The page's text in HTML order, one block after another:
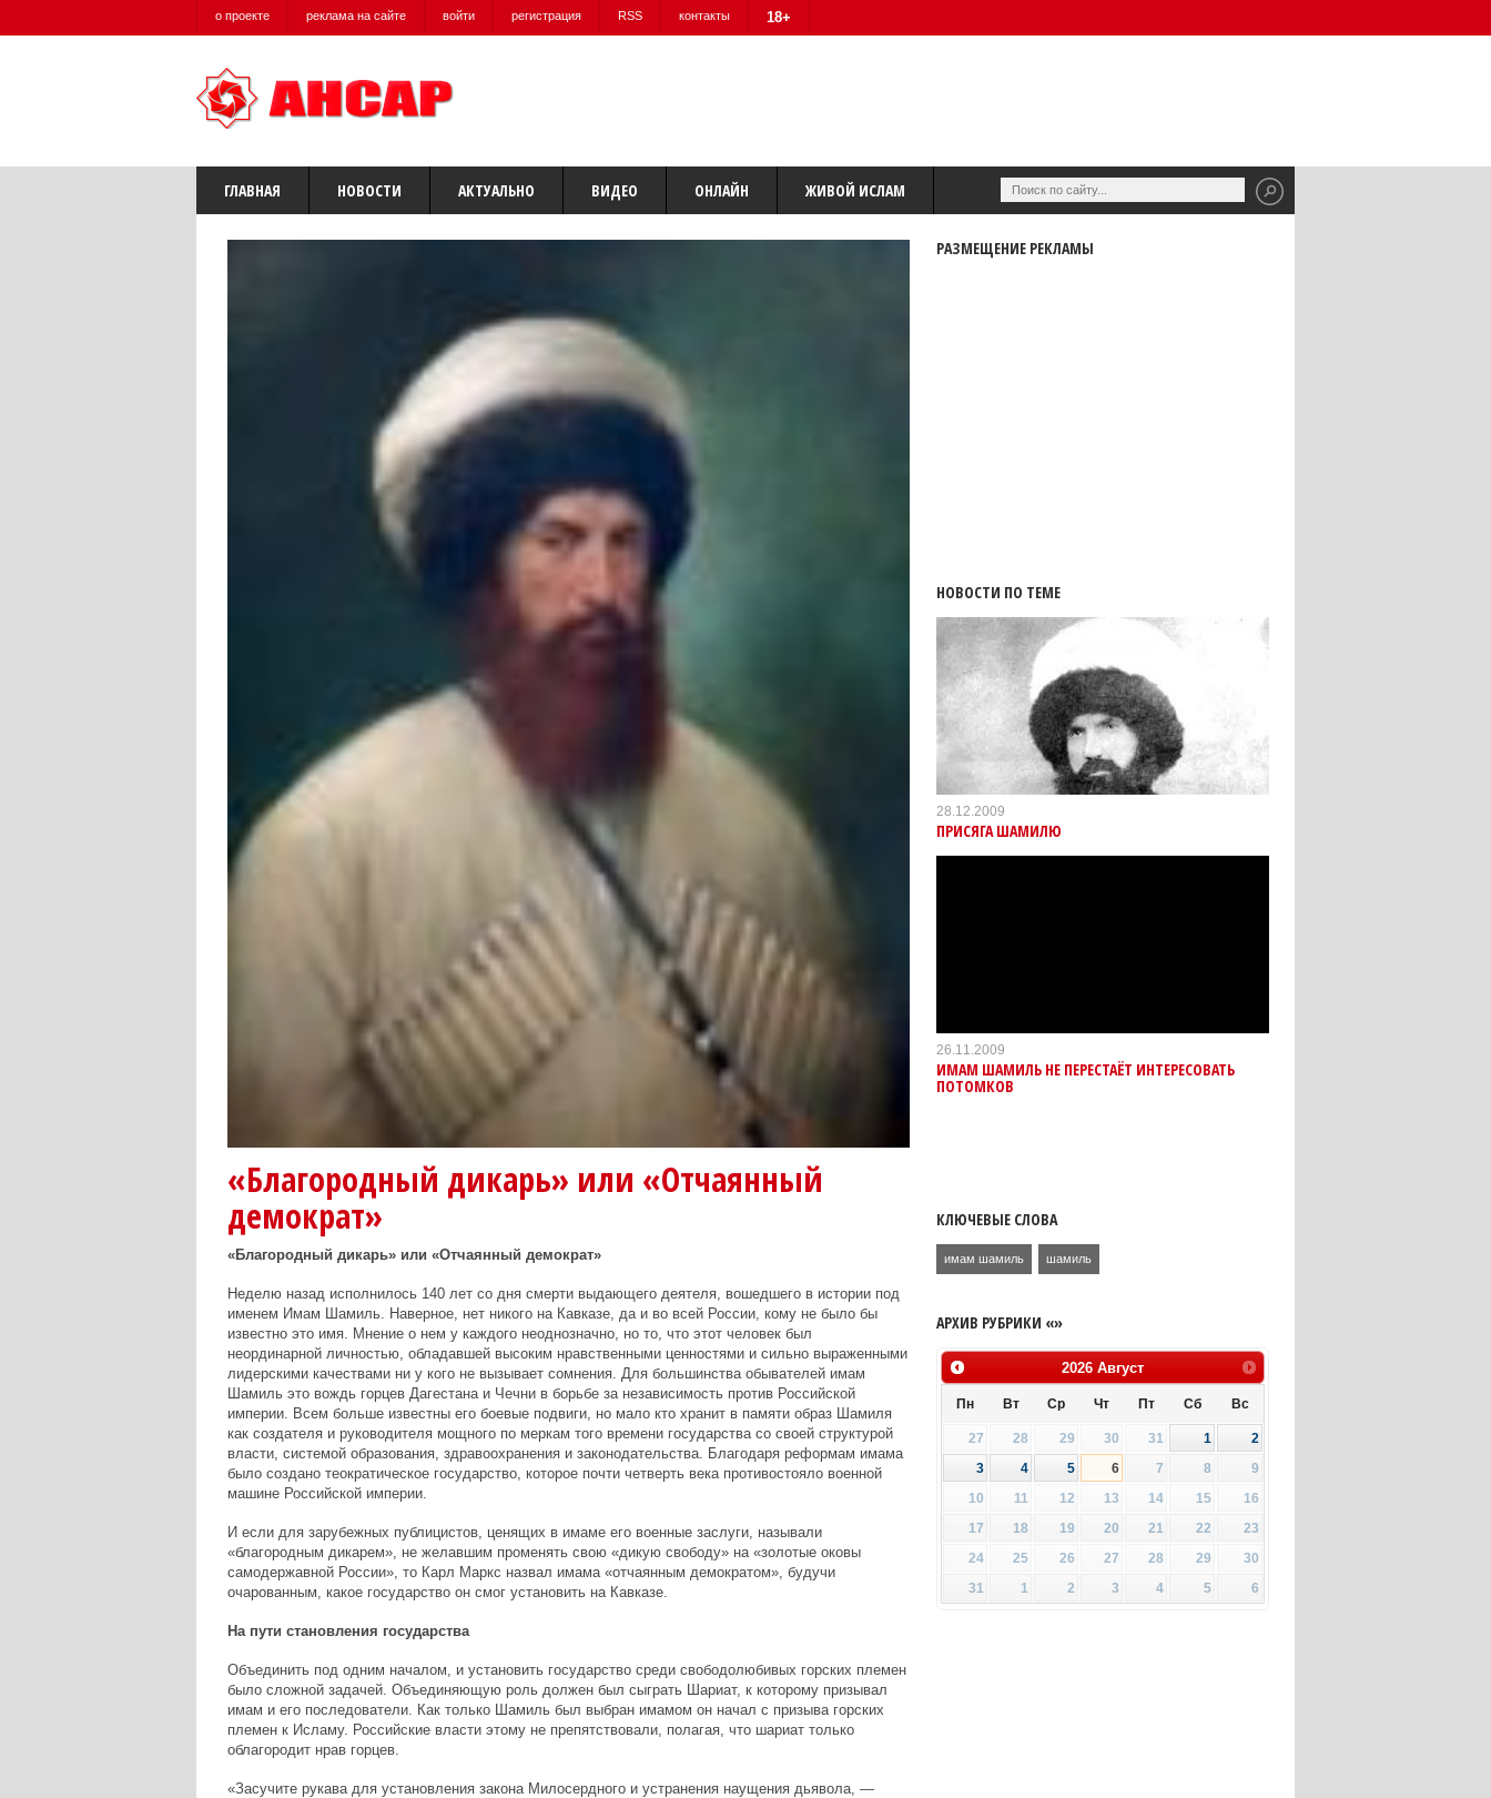
о проекте реклама на сайте войти регистрация RSS контакты 18+
ГЛАВНАЯ НОВОСТИ АКТУАЛЬНО ВИДЕО ОНЛАЙН ЖИВОЙ ИСЛАМ
«Благородный дикарь» или «Отчаянный
демократ»
«Благородный дикарь» или «Отчаянный демократ»
Неделю назад исполнилось 140 лет со дня смерти выдающего деятеля, вошедшего в истории под
именем Имам Шамиль. Наверное, нет никого на Кавказе, да и во всей России, кому не было бы
известно это имя. Мнение о нем у каждого неоднозначно, но то, что этот человек был
неординарной личностью, обладавшей высоким нравственными ценностями и сильно выраженными
лидерскими качествами ни у кого не вызывает сомнения. Для большинства обывателей имам
Шамиль это вождь горцев Дагестана и Чечни в борьбе за независимость против Российской
империи. Всем больше известны его боевые подвиги, но мало кто хранит в памяти образ Шамиля
как создателя и руководителя мощного по меркам того времени государства со своей структурой
власти, системой образования, здравоохранения и законодательства. Благодаря реформам имама
было создано теократическое государство, которое почти четверть века противостояло военной
машине Российской империи.
И если для зарубежных публицистов, ценящих в имаме его военные заслуги, называли
«благородным дикарем», не желавшим променять свою «дикую свободу» на «золотые оковы
самодержавной России», то Карл Маркс назвал имама «отчаянным демократом», будучи
очарованным, какое государство он смог установить на Кавказе.
На пути становления государства
Объединить под одним началом, и установить государство среди свободолюбивых горских племен
было сложной задачей. Объединяющую роль должен был сыграть Шариат, к которому призывал
имам и его последователи. Как только Шамиль был выбран имамом он начал с призыва горских
племен к Исламу. Российские власти этому не препятствовали, полагая, что шариат только
облагородит нрав горцев.
«Засучите рукава для установления закона Милосердного и устранения наущения дьявола, —
РАЗМЕЩЕНИЕ РЕКЛАМЫ
НОВОСТИ ПО ТЕМЕ
28.12.2009
ПРИСЯГА ШАМИЛЮ
26.11.2009
ИМАМ ШАМИЛЬ НЕ ПЕРЕСТАЁТ ИНТЕРЕСОВАТЬ
ПОТОМКОВ
КЛЮЧЕВЫЕ СЛОВА
имам шамиль шамиль
АРХИВ РУБРИКИ «»
2026 Август
Пн Вт Ср Чт Пт Сб Вс
27 28 29 30 31 1
2
3
4 5 6 7 8
9
10
11 12 13 14 15
16
17
18 19 20 21 22
23
24
25 26 27 28 29
30
31
1 2 3 4 5 6